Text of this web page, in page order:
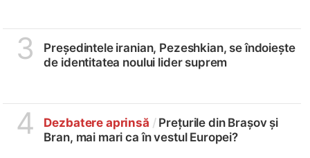
3
Președintele iranian, Pezeshkian, se îndoiește
de identitatea noului lider suprem
4 Dezbatere aprinsă /Prețurile din Brașov și
Bran, mai mari ca în vestul Europei?